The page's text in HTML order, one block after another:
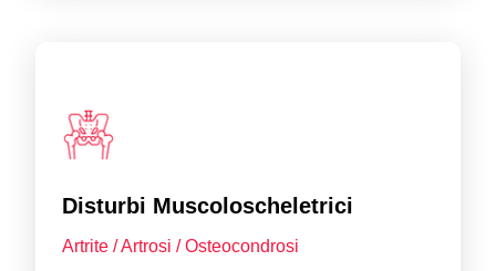
Disturbi Muscoloscheletrici
Artrite / Artrosi / Osteocondrosi